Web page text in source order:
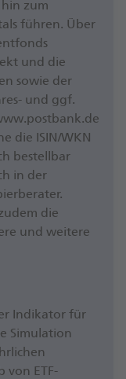
zum
führen. Über
und die
sowie der
und ggf.
die ISIN/WKN
bestellbar
in der
die
und weitere
Indikator für
Simulation
von ETF-